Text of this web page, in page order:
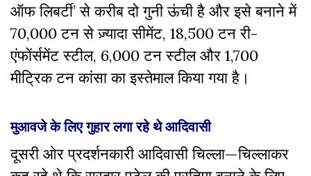
ऑफ लिबर्टी’से करीब दो गुनी ऊंची है और इसे बनाने में
70,000टन से ज़्यादा सीमेंट, 18,500टन री-
एंफोंर्समेंट स्टील, 6,000टन स्टील और 1,700
मीट्रिक टन कांसा का इस्तेमाल किया गया है।
मुआवजे के लिए गुहार लगा रहे थे आदिवासी
दूसरी ओर प्रदर्शनकारी आदिवासी चिल्ला—चिल्लाकर